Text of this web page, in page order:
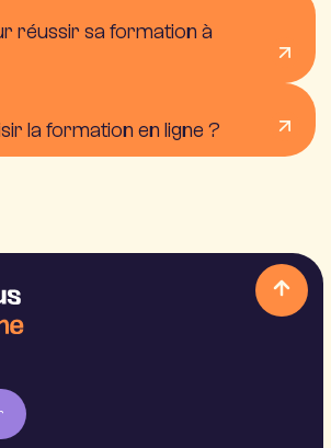
réussir sa formation à
la formation en ligne ?